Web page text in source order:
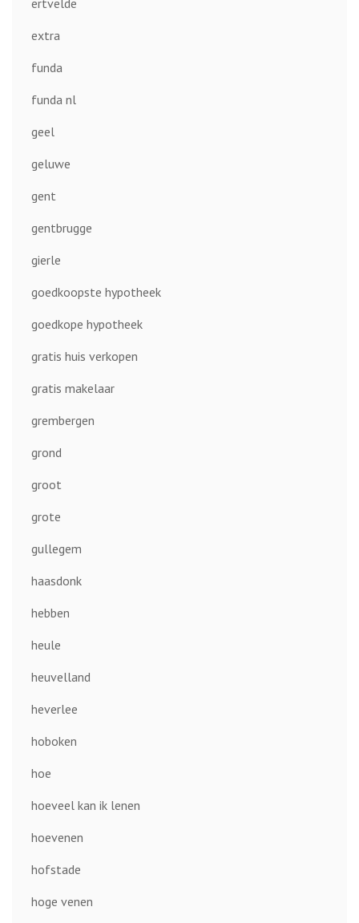
ertvelde
extra
funda
funda nl
geel
geluwe
gent
gentbrugge
gierle
goedkoopste hypotheek
goedkope hypotheek
gratis huis verkopen
gratis makelaar
grembergen
grond
groot
grote
gullegem
haasdonk
hebben
heule
heuvelland
heverlee
hoboken
hoe
hoeveel kan ik lenen
hoevenen
hofstade
hoge venen